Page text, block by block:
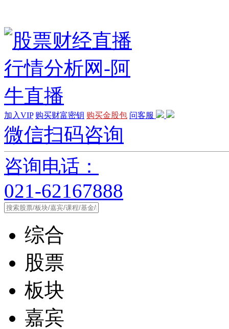
加入VIP 购买财富密钥 购买金股包 问客服
微信扫码咨询
咨询电话：
021-62167888
综合
股票
板块
嘉宾